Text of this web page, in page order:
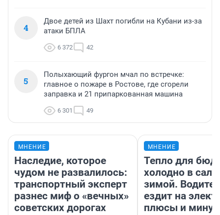
4
Двое детей из Шахт погибли на Кубани из-за
атаки БПЛА
6 372 42
5
Полыхающий фургон мчал по встречке:
главное о пожаре в Ростове, где сгорели
заправка и 21 припаркованная машина
6 301 49
МНЕНИЕ
Наследие, которое
чудом не развалилось:
транспортный эксперт
разнес миф о «вечных»
советских дорогах
МНЕНИЕ
Тепло для
холодно в
зимой.
ездит на
плюсы и